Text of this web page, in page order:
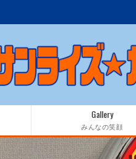
Gallery
みんなの笑顔